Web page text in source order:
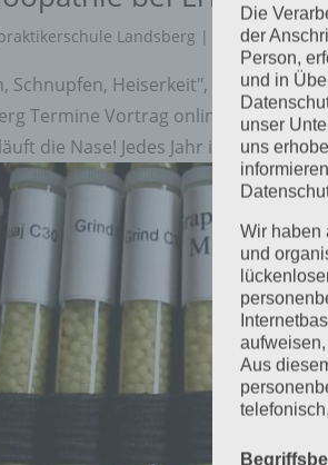
Landsberg | Okt. 7, 2022|
Schnupfen, Heiserkeit",
Termine Vortrag online- Husten,
die Nase! Jedes Jahr im Herbst ist
Die
der
Person,
und in
unser
uns
Wir haben
und
Aus